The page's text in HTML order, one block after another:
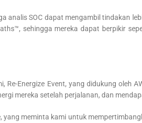
analis SOC dapat mengambil tindakan
sehingga mereka dapat berpikir
Energize Event, yang didukung oleh
mereka setelah perjalanan, dan
meminta kami untuk